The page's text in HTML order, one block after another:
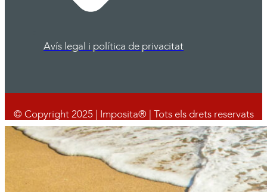
Avís legal i política de privacitat
© Copyright 2025 | Imposita® | Tots els drets reservats